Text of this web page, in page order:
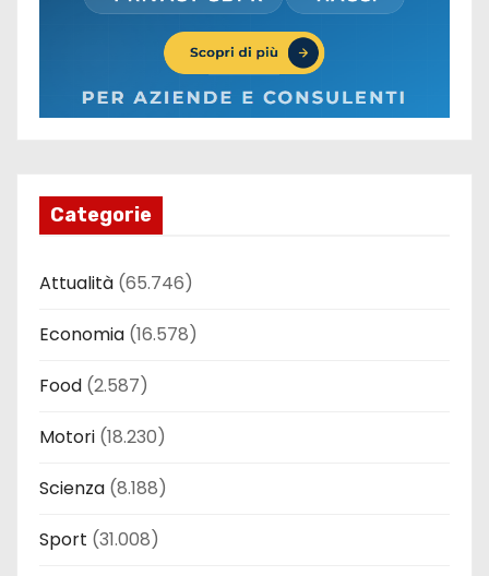
Categorie
Attualità (65.746)
Economia (16.578)
Food (2.587)
Motori (18.230)
Scienza (8.188)
Sport (31.008)